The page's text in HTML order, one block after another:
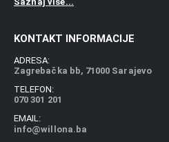
KONTAKT INFORMACIJE
ADRESA:
Zagrebačka bb, 71000 Sarajevo
TELEFON:
070 301 201
EMAIL:
info@willona.ba